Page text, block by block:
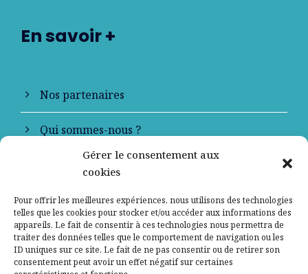
Gérer le consentement aux
cookies
Pour offrir les meilleures expériences, nous utilisons des technologies
telles que les cookies pour stocker et/ou accéder aux informations des
appareils. Le fait de consentir à ces technologies nous permettra de
traiter des données telles que le comportement de navigation ou les
ID uniques sur ce site. Le fait de ne pas consentir ou de retirer son
consentement peut avoir un effet négatif sur certaines
En savoir +
Nos partenaires
Qui sommes-nous ?
Contactez-nous
Mentions légales
Politique de confidentialité